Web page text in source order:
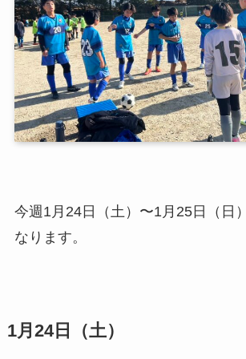
今週1月24日（土）〜1月25日（日
なります。
1月24日（土）